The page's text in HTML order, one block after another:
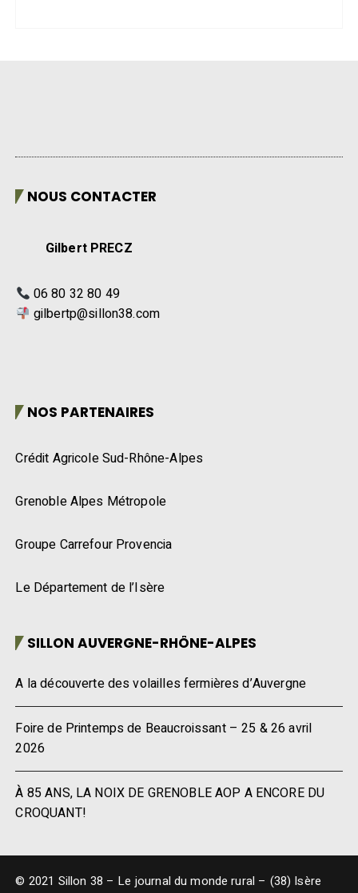
NOUS CONTACTER
Gilbert PRECZ
06 80 32 80 49
gilbertp@sillon38.com
NOS PARTENAIRES
Crédit Agricole Sud-Rhône-Alpes
Grenoble Alpes Métropole
Groupe Carrefour Provencia
Le Département de l’Isère
SILLON AUVERGNE-RHÔNE-ALPES
A la découverte des volailles fermières d’Auvergne
Foire de Printemps de Beaucroissant – 25 & 26 avril
2026
À 85 ANS, LA NOIX DE GRENOBLE AOP A ENCORE DU
CROQUANT!
© 2021 Sillon 38 – Le journal du monde rural – (38) Isère